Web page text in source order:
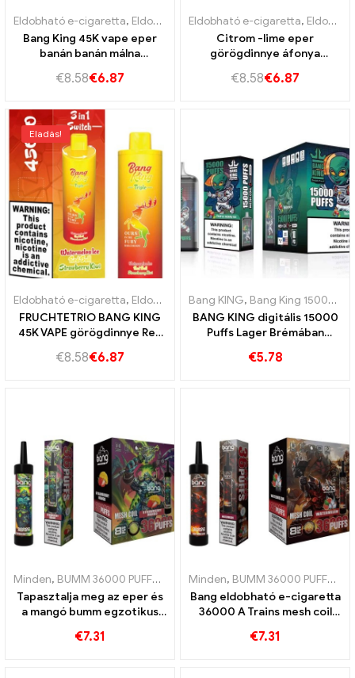
Eldobható e-cigaretta, Eldobható e-cigaretta Bulgária ,Eldobható
Bang King 45K vape eper
banán banán málna
€8.58€6.87
Eldobható e-cigaretta, Eldobható e-cigaretta Bulgária
Citrom -lime eper
görögdinnye áfonya
€8.58€6.87
Eladás!
Eldobható e-cigaretta, Eldobható e-cigaretta Bulgária ,Eldobható
FRUCHTETRIO BANG KING
45K VAPE görögdinnye Red
€8.58€6.87
Bang KING, Bang King 15000 Puff
BANG KING digitális 15000
Puffs Lager Brémában
€5.78
Minden, BUMM 36000 PUFFOK Eldobható e-cigaretta,Eldobható
Tapasztalja meg az eper és
a mangó bumm egzotikus
eldobható e-cigaretta
€7.31
Minden, BUMM 36000 PUFFOK
Bang eldobható e-cigaretta
36000 A Trains mesh coil
élményt nyújt
€7.31